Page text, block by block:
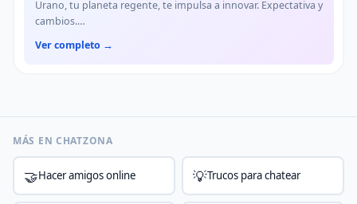
Urano, tu planeta regente, te impulsa a innovar. Expectativa y
cambios.…
Ver completo →
MÁS EN CHATZONA
🤝Hacer amigos online 💡Trucos para chatear